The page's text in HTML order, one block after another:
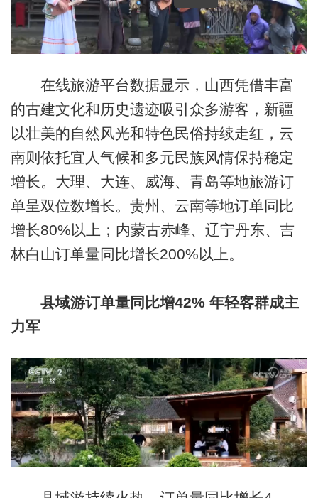
在线旅游平台数据显示，山西凭借丰富
的古建文化和历史遗迹吸引众多游客，新疆
以壮美的自然风光和特色民俗持续走红，云
南则依托宜人气候和多元民族风情保持稳定
增长。大理、大连、威海、青岛等地旅游订
单呈双位数增长。贵州、云南等地订单同比
增长80%以上；内蒙古赤峰、辽宁丹东、吉
林白山订单量同比增长200%以上。
县域游订单量同比增42% 年轻客群成主
力军